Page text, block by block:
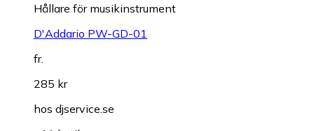
Hållare för musikinstrument
D'Addario PW-GD-01
fr.
285 kr
hos djservice.se